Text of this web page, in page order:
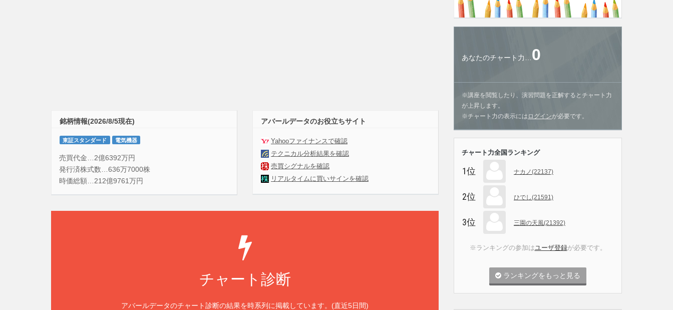
銘柄情報(2026/8/5現在)
東証スタンダード 電気機器
売買代金…2億6392万円
発行済株式数…636万7000株
時価総額…212億9761万円
アバールデータのお役立ちサイト
Yahooファイナンスで確認
テクニカル分析結果を確認
売買シグナルを確認
リアルタイムに買いサインを確認
チャート診断
アバールデータのチャート診断の結果を時系列に掲載しています。(直近5日間)
あなたのチャート力… 0
※講座を閲覧したり、演習問題を正解するとチャート力
が上昇します。
※チャート力の表示には ログインが必要です。
チャート力全国ランキング
1位 ナカノ(22137)
2位 ひでし(21591)
3位 三園の天風(21392)
※ランキングの参加はユーザ登録が必要です。
ランキングをもっと見る